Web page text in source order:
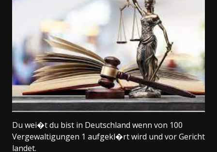
Du wei�t du bist in Deutschland wenn von 100
Vergewaltigungen 1 aufgekl�rt wird und vor Gericht
landet.